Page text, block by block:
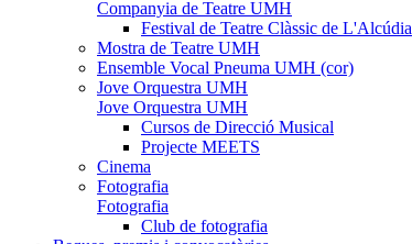
Companyia de Teatre UMH
Festival de Teatre Clàssic de L'Alcúdia
Mostra de Teatre UMH
Ensemble Vocal Pneuma UMH (cor)
Jove Orquestra UMH
Jove Orquestra UMH
Cursos de Direcció Musical
Projecte MEETS
Cinema
Fotografia
Fotografia
Club de fotografia